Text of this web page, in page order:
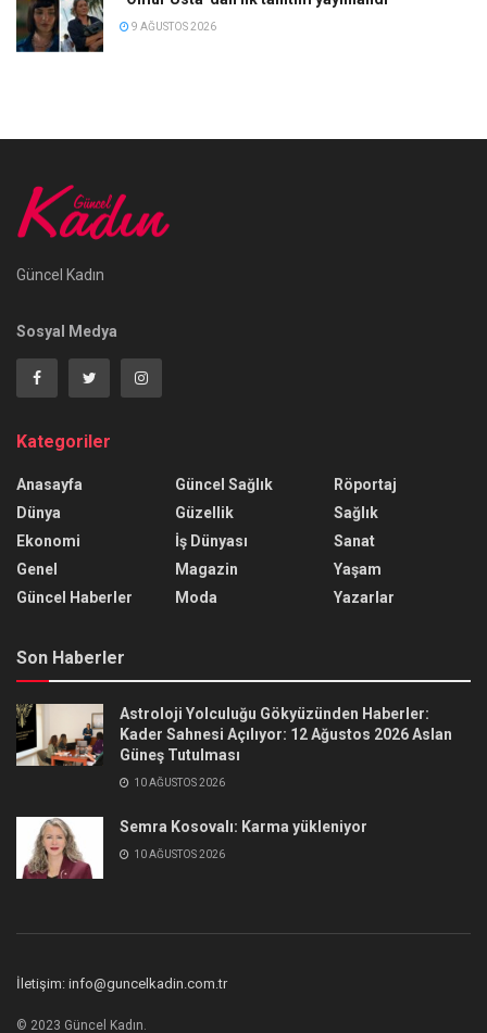
9 AĞUSTOS 2026
Güncel Kadın
Sosyal Medya
Kategoriler
Anasayfa
Dünya
Ekonomi
Genel
Güncel Haberler
Güncel Sağlık
Güzellik
İş Dünyası
Magazin
Moda
Röportaj
Sağlık
Sanat
Yaşam
Yazarlar
Son Haberler
Astroloji Yolculuğu Gökyüzünden Haberler:
Kader Sahnesi Açılıyor: 12 Ağustos 2026 Aslan
Güneş Tutulması
10 AĞUSTOS 2026
Semra Kosovalı: Karma yükleniyor
10 AĞUSTOS 2026
İletişim: info@guncelkadin.com.tr
© 2023 Güncel Kadın.